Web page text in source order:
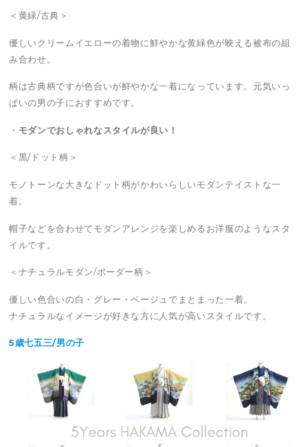
＜黄緑/古典＞
優しいクリームイエローの着物に鮮やかな黄緑色が映える被布の組
み合わせ。
柄は古典柄ですが色合いが鮮やかな一着になっています。元気いっ
ぱいの男の子におすすめです。
・ モダンでおしゃれなスタイルが良い！
＜黒/ドット柄＞
モノトーンな大きなドット柄がかわいらしいモダンテイストな一
着。
帽子などを合わせてモダンアレンジを楽しめるお洋服のようなスタ
イルです。
＜ナチュラルモダン/ボーダー柄＞
優しい色合いの白・グレー・ベージュでまとまった一着。
ナチュラルなイメージが好きな方に人気が高いスタイルです。
5歳七五三/男の子